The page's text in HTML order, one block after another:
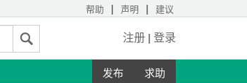
帮助 | 声明 | 建议
注册 | 登录
发布 求助